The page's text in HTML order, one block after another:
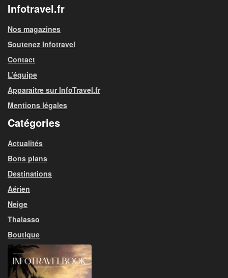
Infotravel.fr
Nos magazines
Soutenez Infotravel
Contact
L’équipe
Apparaitre sur InfoTravel.fr
Mentions légales
Catégories
Actualités
Bons plans
Destinations
Aérien
Neige
Thalasso
Boutique